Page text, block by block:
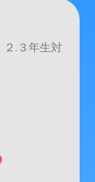
.３年生対